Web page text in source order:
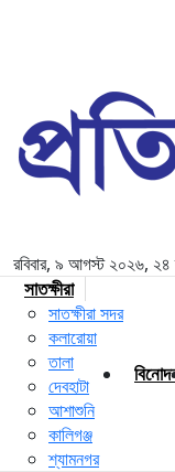
রবিবার, ৯ আগস্ট ২০২৬, ২৪
সাতক্ষীরা
সাতক্ষীরা সদর
কলারোয়া
তালা
দেবহাটা
আশাশুনি
কালিগঞ্জ
শ্যামনগর